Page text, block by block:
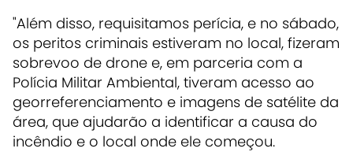
"Além disso, requisitamos perícia, e no sábado,
os peritos criminais estiveram no local, fizeram
sobrevoo de drone e, em parceria com a
Polícia Militar Ambiental, tiveram acesso ao
georreferenciamento e imagens de satélite da
área, que ajudarão a identificar a causa do
incêndio e o local onde ele começou.